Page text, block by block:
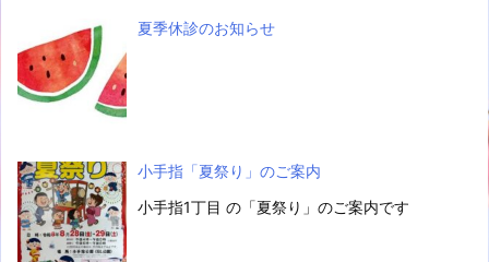
夏季休診のお知らせ
小手指「夏祭り」のご案内
小手指1丁目 の「夏祭り」のご案内です